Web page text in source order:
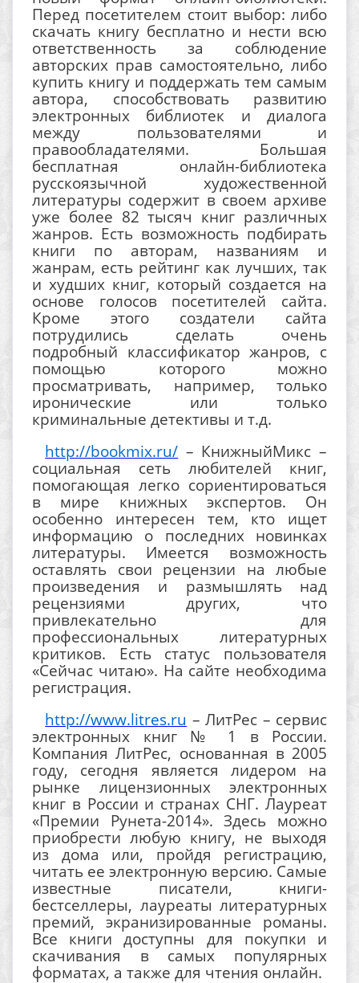
Перед посетителем стоит выбор: либо
скачать книгу бесплатно и нести всю
ответственность за соблюдение
авторских прав самостоятельно, либо
купить книгу и поддержать тем самым
автора, способствовать развитию
электронных библиотек и диалога
между пользователями и
правообладателями. Большая
бесплатная онлайн-библиотека
русскоязычной художественной
литературы содержит в своем архиве
уже более 82 тысяч книг различных
жанров. Есть возможность подбирать
книги по авторам, названиям и
жанрам, есть рейтинг как лучших, так
и худших книг, который создается на
основе голосов посетителей сайта.
Кроме этого создатели сайта
потрудились сделать очень
подробный классификатор жанров, с
помощью которого можно
просматривать, например, только
иронические или только
криминальные детективы и т.д.
http://bookmix.ru/ – КнижныйМикс –
социальная сеть любителей книг,
помогающая легко сориентироваться
в мире книжных экспертов. Он
особенно интересен тем, кто ищет
информацию о последних новинках
литературы. Имеется возможность
оставлять свои рецензии на любые
произведения и размышлять над
рецензиями других, что
привлекательно для
профессиональных литературных
критиков. Есть статус пользователя
«Сейчас читаю». На сайте необходима
регистрация.
http://www.litres.ru – ЛитРес – сервис
электронных книг № 1 в России.
Компания ЛитРес, основанная в 2005
году, сегодня является лидером на
рынке лицензионных электронных
книг в России и странах СНГ. Лауреат
«Премии Рунета-2014». Здесь можно
приобрести любую книгу, не выходя
из дома или, пройдя регистрацию,
читать ее электронную версию. Самые
известные писатели, книги-
бестселлеры, лауреаты литературных
премий, экранизированные романы.
Все книги доступны для покупки и
скачивания в самых популярных
форматах, а также для чтения онлайн.